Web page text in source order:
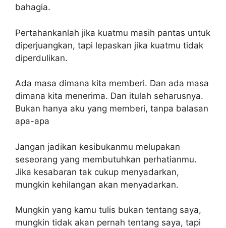
bahagia.
Pertahankanlah jika kuatmu masih pantas untuk
diperjuangkan, tapi lepaskan jika kuatmu tidak
diperdulikan.
Ada masa dimana kita memberi. Dan ada masa
dimana kita menerima. Dan itulah seharusnya.
Bukan hanya aku yang memberi, tanpa balasan
apa-apa
Jangan jadikan kesibukanmu melupakan
seseorang yang membutuhkan perhatianmu.
Jika kesabaran tak cukup menyadarkan,
mungkin kehilangan akan menyadarkan.
Mungkin yang kamu tulis bukan tentang saya,
mungkin tidak akan pernah tentang saya, tapi